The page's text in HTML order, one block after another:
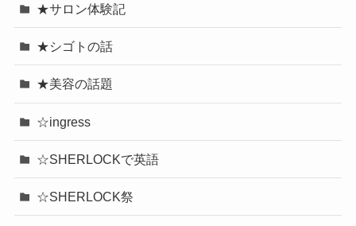
★サロン体験記
★シゴトの話
★美容の話題
☆ingress
☆SHERLOCKで英語
☆SHERLOCK祭